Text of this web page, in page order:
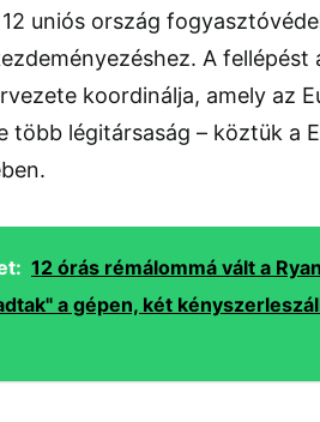
uniós ország
A fellépést
koordinálja, amely az
több légitársaság – köztük a
12 órás rémálommá vált a
a gépen, két